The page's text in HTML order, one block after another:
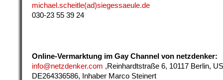
michael.scheitle(ad)siegessaeule.de
030-23 55 39 24
Online-Vermarktung im Gay Channel von netzdenker:
info@netzdenker.com ,Reinhardtstraße 6, 10117 Berlin,
DE264336586, Inhaber Marco Steinert